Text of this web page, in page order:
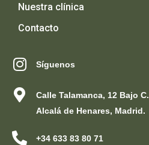
Nuestra clínica
Contacto
Síguenos
Calle Talamanca, 12 Bajo C.
Alcalá de Henares, Madrid.
+34 633 83 80 71